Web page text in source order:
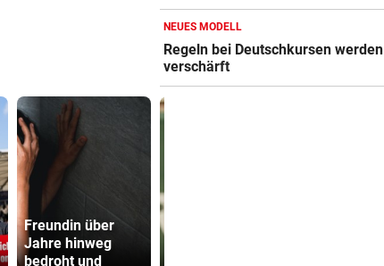
Freundin über
Jahre hinweg
bedroht und
NEUES MODELL
Regeln bei Deutschkursen
verschärft